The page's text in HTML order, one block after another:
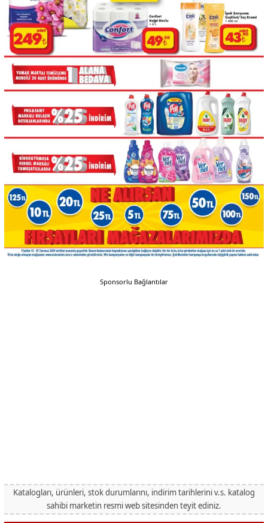
Sponsorlu Bağlantılar
Katalogları, ürünleri, stok durumlarını, indirim tarihlerini v.s. katalog
sahibi marketin resmi web sitesinden teyit ediniz.